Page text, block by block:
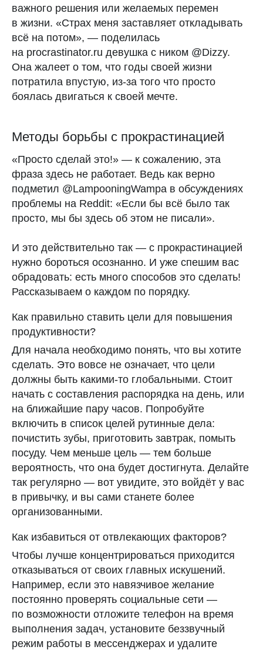
важного решения или желаемых перемен
в жизни. «Страх меня заставляет откладывать
всё на потом», — поделилась
на procrastinator.ru девушка с ником @Dizzy.
Она жалеет о том, что годы своей жизни
потратила впустую, из-за того что просто
боялась двигаться к своей мечте.
Методы борьбы с прокрастинацией
«Просто сделай это!» — к сожалению, эта
фраза здесь не работает. Ведь как верно
подметил @LampooningWampa в обсуждениях
проблемы на Reddit: «Если бы всё было так
просто, мы бы здесь об этом не писали».
И это действительно так — с прокрастинацией
нужно бороться осознанно. И уже спешим вас
обрадовать: есть много способов это сделать!
Рассказываем о каждом по порядку.
Как правильно ставить цели для повышения
продуктивности?
Для начала необходимо понять, что вы хотите
сделать. Это вовсе не означает, что цели
должны быть какими-то глобальными. Стоит
начать с составления распорядка на день, или
на ближайшие пару часов. Попробуйте
включить в список целей рутинные дела:
почистить зубы, приготовить завтрак, помыть
посуду. Чем меньше цель — тем больше
вероятность, что она будет достигнута. Делайте
так регулярно — вот увидите, это войдёт у вас
в привычку, и вы сами станете более
организованными.
Как избавиться от отвлекающих факторов?
Чтобы лучше концентрироваться приходится
отказываться от своих главных искушений.
Например, если это навязчивое желание
постоянно проверять социальные сети —
по возможности отложите телефон на время
выполнения задач, установите беззвучный
режим работы в мессенджерах и удалите
Студентка 3 курса профиля
«Медиа и дизайн» Школы Дизайна
НИУ ВШЭ. Медиа-дизайнер,
контентмейкер, художник,
видеограф и автор.